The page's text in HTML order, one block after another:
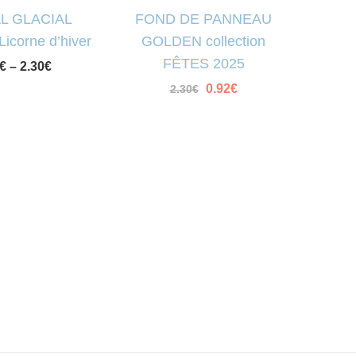
GLACIAL
d’hiver
– 2.30€
FOND DE PANNEAU
GOLDEN collection
FÊTES 2025
2.30€ Le
0.92€Le